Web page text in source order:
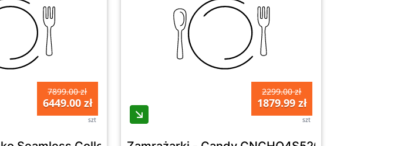
7899.00 zł
6449.00 zł
szt
2299.00 zł
1879.99 zł
szt